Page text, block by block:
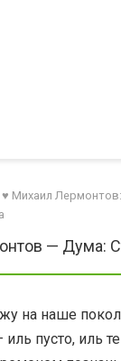
♥ Михаил
— Дума:
на наше
пусто, иль